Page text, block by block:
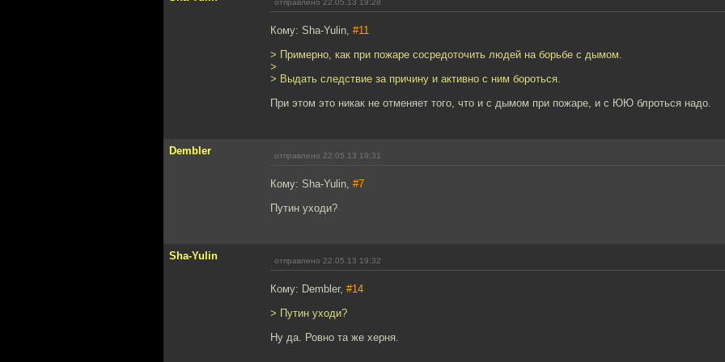
отправлено 22.05.13 19:28
Кому: Sha-Yulin, #11
> Примерно, как при пожаре сосредоточить людей на борьбе с дымом.
>
> Выдать следствие за причину и активно с ним бороться.
При этом это никак не отменяет того, что и с дымом при пожаре, и с ЮЮ блроться надо.
Dembler отправлено 22.05.13 19:31
Кому: Sha-Yulin, #7
Путин уходи?
Sha-Yulin отправлено 22.05.13 19:32
Кому: Dembler, #14
> Путин уходи?
Ну да. Ровно та же херня.